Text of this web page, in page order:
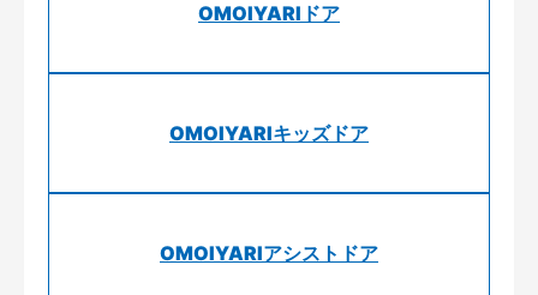
OMOIYARIドア
OMOIYARIキッズドア
OMOIYARIアシストドア